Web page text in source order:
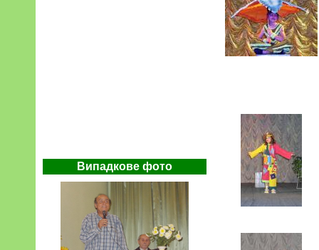
Випадкове фото